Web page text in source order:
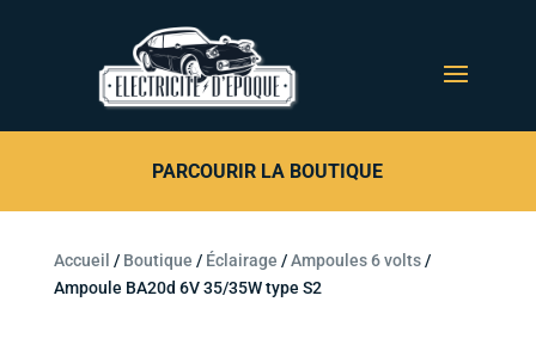
PARCOURIR LA BOUTIQUE
Accueil / Boutique / Éclairage /Ampoules 6 volts/
Ampoule BA20d 6V 35/35W type S2